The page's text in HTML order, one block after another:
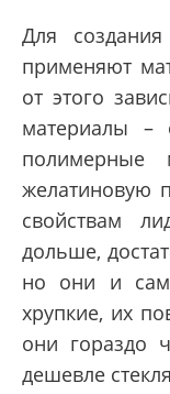
Для
применяют
от этого
материалы –
полимерные
желатиновую
свойствам
дольше,
но они и
хрупкие, их
они гораздо
дешевле